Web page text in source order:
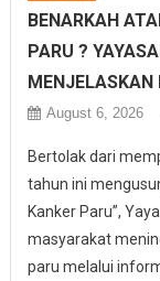
BENARKAH
PARU ?
August 6, 2026
Bertolak dari
tahun ini
Kanker Paru”,
masyarakat
paru melalui